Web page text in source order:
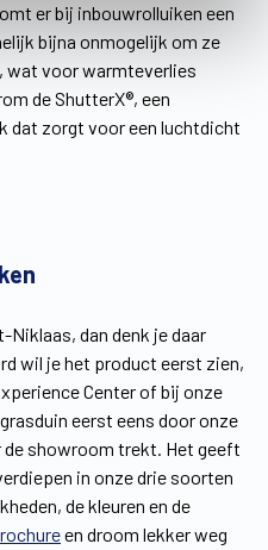
er bij inbouwrolluiken een
bijna onmogelijk om ze
wat voor warmteverlies
de ShutterX®, een
dat zorgt voor een luchtdicht
Niklaas, dan denk je daar
wil je het product eerst zien,
Center of bij onze
eerst eens door onze
showroom trekt. Het geeft
in onze drie soorten
de kleuren en de
en droom lekker weg